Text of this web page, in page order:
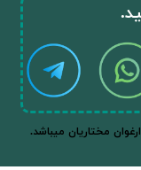
.تمامی حقوق مادی و معنوی وب سایت متعلق به دکتر ارغوان مختاریان میباشد